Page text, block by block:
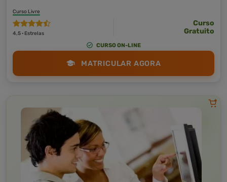
Curso Livre
4,5 · Estrelas
Curso
Gratuito
CURSO ON-LINE
MATRICULAR AGORA